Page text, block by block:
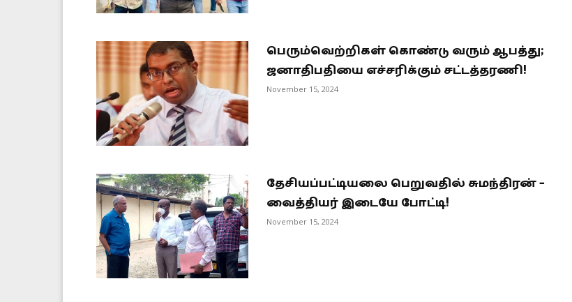
பெரும்வெற்றிகள் கொண்டு வரும் ஆபத்து;
ஜனாதிபதியை எச்சரிக்கும் சட்டத்தரணி!
November 15, 2024
தேசியப்பட்டியலை பெறுவதில் சுமந்திரன் –
வைத்தியர் இடையே போட்டி!
November 15, 2024